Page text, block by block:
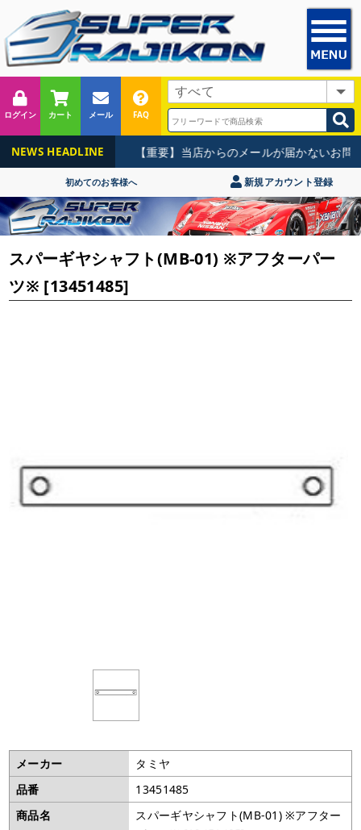
ログイン カート メール FAQ
NEWS HEADLINE 【重要】当店からのメールが届かないお問
初めてのお客様へ 新規アカウント登録
スパーギヤシャフト(MB-01) ※アフターパー
ツ※ [13451485]
メーカー
タミヤ
品番
13451485
商品名
スパーギヤシャフト(MB-01) ※アフター